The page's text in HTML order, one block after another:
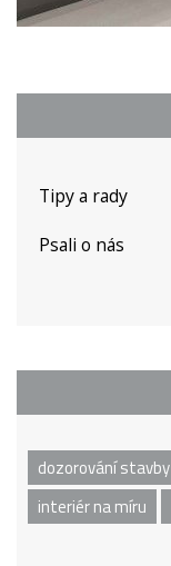
Tipy a rady
Psali o nás
dozorování stavby
interiér na míru